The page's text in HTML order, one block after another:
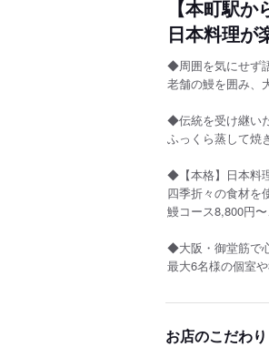
【本町駅
日本料理が
◆周囲を気にせず
老舗の鰻を囲み、
◆伝統を受け継い
ふっくら蒸して焼
◆【本格】日本料
四季折々の食材を
鰻コース8,800円〜
◆大阪・御堂筋で
最大6名様の個室
お店のこだわり